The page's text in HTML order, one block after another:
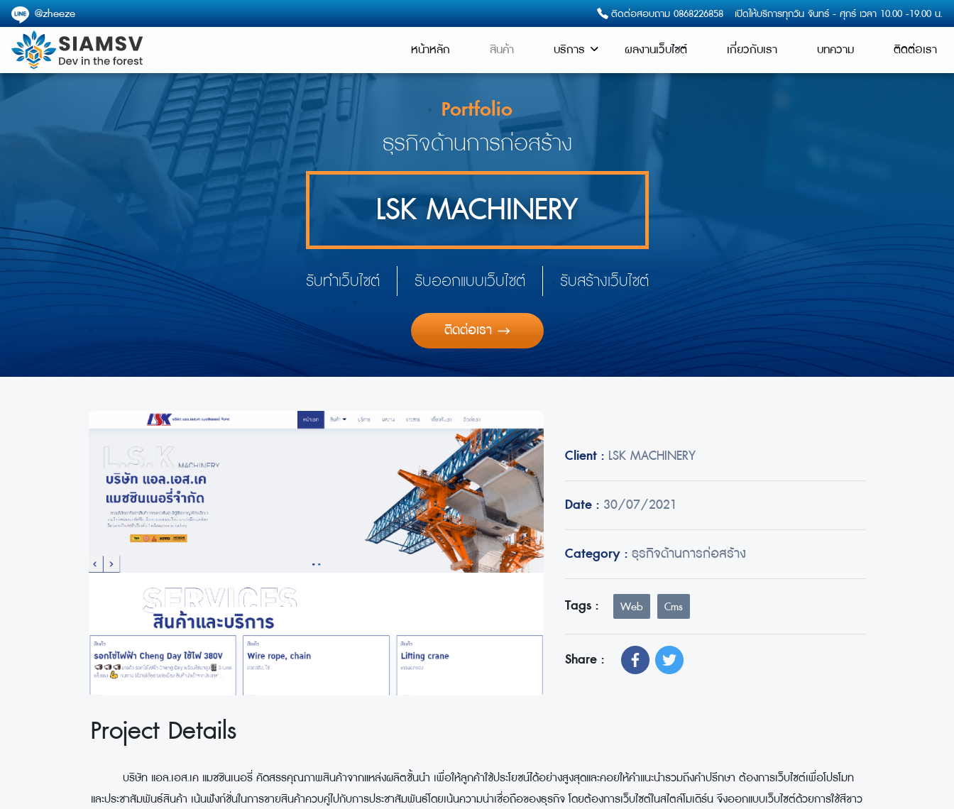
@zheeze ติดต่อสอบถาม 0868226858 เปิดให้บริการทุกวัน จันทร์ - ศุกร์ เวลา 10.00 -19.00 น.
หน้าหลัก สินค้า บริการ ผลงานเว็บไซต์ เกี่ยวกับเรา บทความ ติดต่อเรา
Portfolio
ธุรกิจด้านการก่อสร้าง
LSK MACHINERY
รับทำเว็บไซต์ รับออกแบบเว็บไซต์ รับสร้างเว็บไซต์
ติดต่อเรา
Client : LSK MACHINERY
Date : 30/07/2021
Category :ธุรกิจด้านการก่อสร้าง
Tags : Web Cms
Share :
Project Details
บริษัท แอล.เอส.เค แมชชินเนอรี่ คัดสรรคุณภาพสินค้าจากแหล่งผลิตชั้นนำ เพื่อให้ลูกค้าใช้ประโยชน์ได้อย่างสูงสุดและคอยให้คำแนะนำรวมถึงคำปรึกษา ต้องการเว็บไซต์เพื่อโปรโมท
และประชาสัมพันธ์สินค้า เน้นฟังก์ชั่นในการขายสินค้าควบคู่ไปกับการประชาสัมพันธ์โดยเน้นความน่าเชื่อถือของธุรกิจ โดยต้องการเว็บไซต์ในสไตล์โมเดิร์น จึงออกแบบเว็บไซต์ด้วยการใช้สีขาว